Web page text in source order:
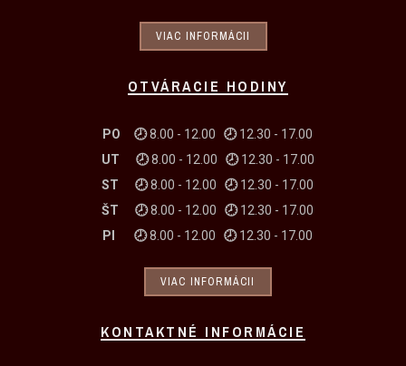
VIAC INFORMÁCII
OTVÁRACIE HODINY
PO 🕗8.00 - 12.00 🕗12.30 - 17.00
UT
🕗8.00 - 12.00 🕗12.30 - 17.00
ST 🕗8.00 - 12.00 🕗12.30 - 17.00
ŠT
🕗8.00 - 12.00 🕗12.30 - 17.00
PI
🕗8.00 - 12.00 🕗12.30 - 17.00
VIAC INFORMÁCII
KONTAKTNÉ INFORMÁCIE